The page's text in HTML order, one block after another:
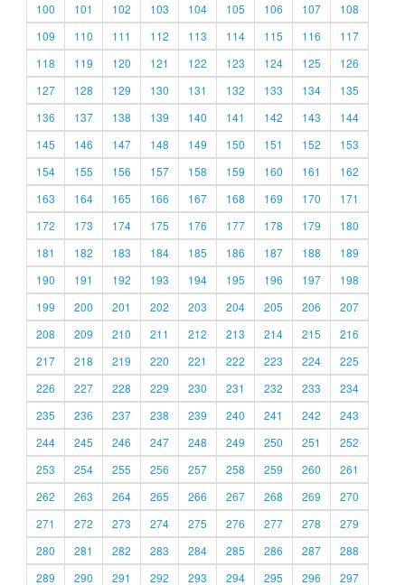
100
101 102 103 104 105 106 107
108
109
110 111 112 113 114 115 116
117
118
119 120 121 122 123 124 125
126
127
128 129 130 131 132 133 134
135
136
137 138 139 140 141 142 143
144
145
146 147 148 149 150 151 152
153
154
155 156 157 158 159 160 161
162
163
164 165 166 167 168 169 170
171
172
173 174 175 176 177 178 179
180
181
182 183 184 185 186 187 188
189
190
191 192 193 194 195 196 197
198
199
200 201 202 203 204 205 206
207
208
209 210 211 212 213 214 215
216
217
218 219 220 221 222 223 224
225
226
227 228 229 230 231 232 233
234
235
236 237 238 239 240 241 242
243
244
245 246 247 248 249 250 251
252
253
254 255 256 257 258 259 260
261
262
263 264 265 266 267 268 269
270
271
272 273 274 275 276 277 278
279
280
281 282 283 284 285 286 287
288
289
290 291 292 293 294 295 296 297